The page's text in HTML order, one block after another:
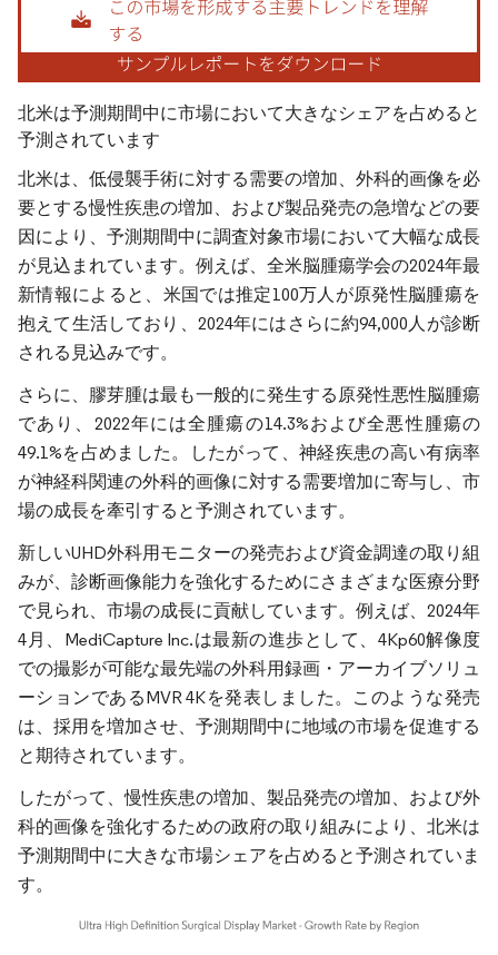
北米は予測期間中に市場において大きなシェアを占めると
予測されています
北米は、低侵襲手術に対する需要の増加、外科的画像を必
要とする慢性疾患の増加、および製品発売の急増などの要
因により、予測期間中に調査対象市場において大幅な成長
が見込まれています。例えば、全米脳腫瘍学会の2024年最
新情報によると、米国では推定100万人が原発性脳腫瘍を
抱えて生活しており、2024年にはさらに約94,000人が診断
される見込みです。
さらに、膠芽腫は最も一般的に発生する原発性悪性脳腫瘍
であり、2022年には全腫瘍の14.3%および全悪性腫瘍の
49.1%を占めました。したがって、神経疾患の高い有病率
が神経科関連の外科的画像に対する需要増加に寄与し、市
場の成長を牽引すると予測されています。
新しいUHD外科用モニターの発売および資金調達の取り組
みが、診断画像能力を強化するためにさまざまな医療分野
で見られ、市場の成長に貢献しています。例えば、2024年
4月、MediCapture Inc.は最新の進歩として、4Kp60解像度
での撮影が可能な最先端の外科用録画・アーカイブソリュ
ーションであるMVR 4Kを発表しました。このような発売
は、採用を増加させ、予測期間中に地域の市場を促進する
と期待されています。
したがって、慢性疾患の増加、製品発売の増加、および外
科的画像を強化するための政府の取り組みにより、北米は
予測期間中に大きな市場シェアを占めると予測されていま
す。